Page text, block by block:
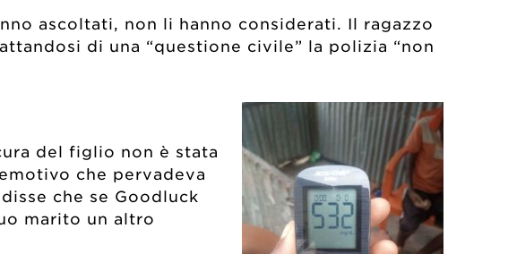
ascoltati, non li hanno considerati. Il ragazzo
di una “questione civile” la polizia “non
del figlio non è stata
che pervadeva
che se Goodluck
marito un altro